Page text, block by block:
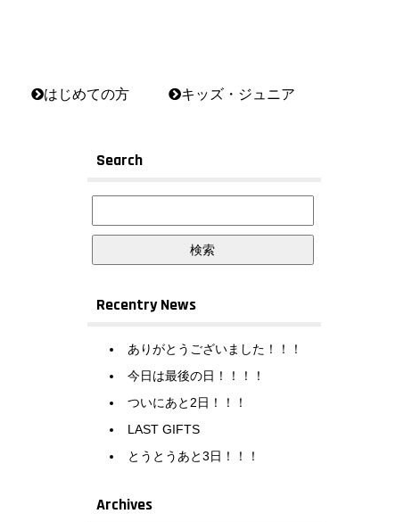
はじめての方 キッズ・ジュニア
Search
Recentry News
ありがとうございました！！！
今日は最後の日！！！！
ついにあと2日！！！
LAST GIFTS
とうとうあと3日！！！
Archives